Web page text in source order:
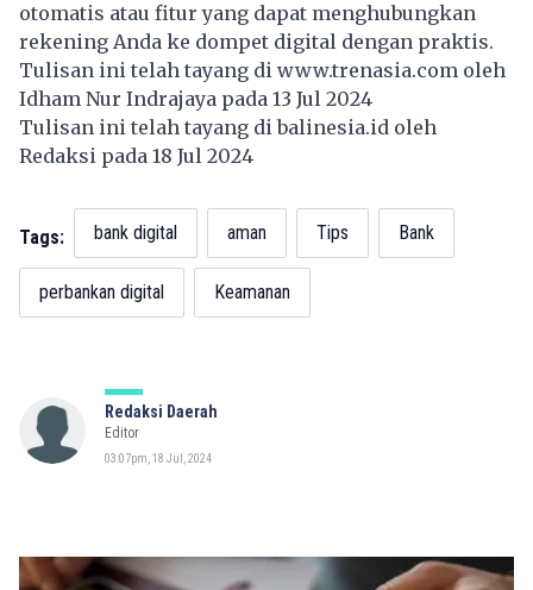
otomatis atau fitur yang dapat menghubungkan
rekening Anda ke dompet digital dengan praktis.
Tulisan ini telah tayang di www.trenasia.com oleh
Idham Nur Indrajaya pada 13 Jul 2024
Tulisan ini telah tayang dibalinesia.id oleh
Redaksi pada 18 Jul 2024
Tags: bank digital aman Tips Bank
perbankan digital Keamanan
Redaksi Daerah
Editor
03:07pm, 18 Jul, 2024